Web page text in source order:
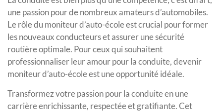
une passion pour de nombreux amateurs d’automobiles.
Le rôle du moniteur d’auto-école est crucial pour former
les nouveaux conducteurs et assurer une sécurité
routière optimale. Pour ceux qui souhaitent
professionnaliser leur amour pour la conduite, devenir
moniteur d’auto-école est une opportunité idéale.
Transformez votre passion pour la conduite en une
carrière enrichissante, respectée et gratifiante. Cet